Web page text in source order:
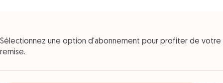
Sélectionnez une option d'abonnement pour profiter de votre
remise.